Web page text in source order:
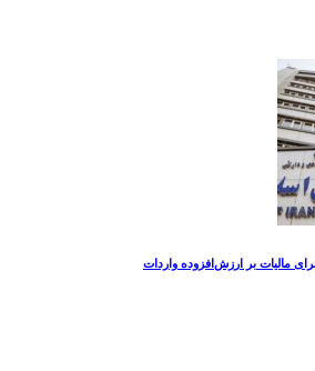
مالیات بر ارزش‌افزوده واردات